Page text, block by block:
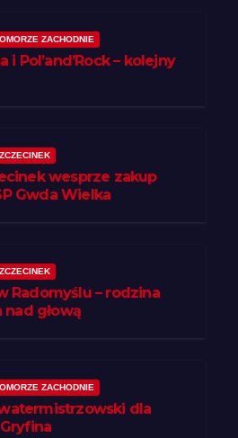
ZACHODNIE
i Pol’and’Rock – kolejny
wesprze zakup
Gwda Wielka
Radomyślu – rodzina
nad głową
ZACHODNIE
dla